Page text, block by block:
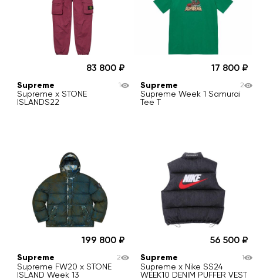
83 800
Supreme
Supreme x STONE
ISLANDS22
1
17 800
Supreme
Supreme Week 1 Samurai
Tee T
2
199 800
Supreme
Supreme FW20 x STONE
ISLAND Week 13
2
56 500
Supreme
Supreme x Nike SS24
WEEK10 DENIM PUFFER VEST
1